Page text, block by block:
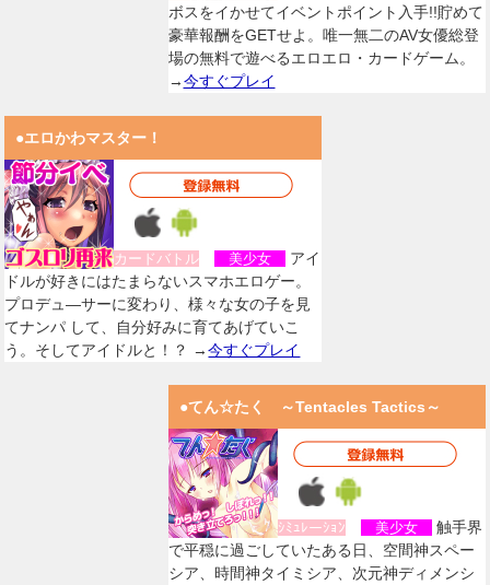
ボスをイかせてイベントポイント入手!!貯めて
豪華報酬をGETせよ。唯一無二のAV女優総登
場の無料で遊べるエロエロ・カードゲーム。
→今すぐプレイ
●エロかわマスター！
カードバトル 美少女
アイ
ドルが好きにはたまらないスマホエロゲー。
プロデュ―サーに変わり、様々な女の子を見
てナンパ して、自分好みに育てあげていこ
う。そしてアイドルと！？ →今すぐプレイ
●てん☆たく ～Tentacles Tactics～
ｼﾐｭﾚーｼｮﾝ 美少女
触手界
で平穏に過ごしていたある日、空間神スペー
シア、時間神タイミシア、次元神ディメンシ